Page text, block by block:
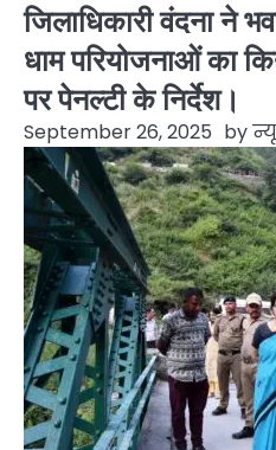
जिलाधिकारी वंदना ने
धाम परियोजनाओं का
पर पेनल्टी के निर्देश।
September 26, 2025 by